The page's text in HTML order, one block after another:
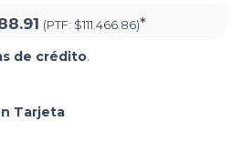
(PTF: $111.466.86)*
de crédito.
Tarjeta